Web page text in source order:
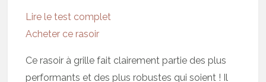
Lire le test complet
Acheter ce rasoir
Ce rasoir à grille fait clairement partie des plus
performants et des plus robustes qui soient ! Il